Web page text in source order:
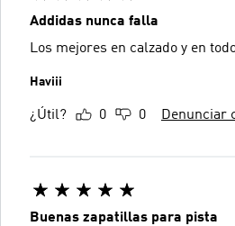
Addidas nunca falla
Los mejores en calzado y en
Haviii
¿Útil? 0 0 Denunciar
Buenas zapatillas para pista